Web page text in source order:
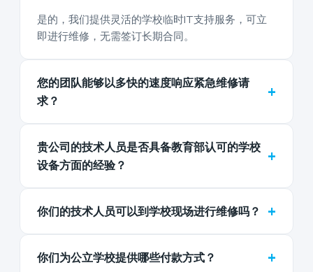
是的，我们提供灵活的学校临时IT支持服务，可立
即进行维修，无需签订长期合同。
您的团队能够以多快的速度响应紧急维修请
求？
+
贵公司的技术人员是否具备教育部认可的学校
设备方面的经验？
+
你们的技术人员可以到学校现场进行维修吗？ +
你们为公立学校提供哪些付款方式？ +